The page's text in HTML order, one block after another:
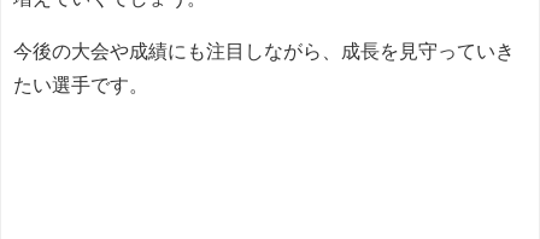
今後の大会や成績にも注目しながら、成長を見守っていき
たい選手です。